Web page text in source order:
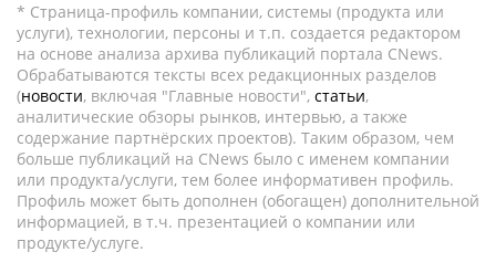
* Страница-профиль компании, системы (продукта или
услуги), технологии, персоны и т.п. создается редактором
на основе анализа архива публикаций портала CNews.
Обрабатываются тексты всех редакционных разделов
(новости, включая "Главные новости", статьи,
аналитические обзоры рынков, интервью, а также
содержание партнёрских проектов). Таким образом, чем
больше публикаций на CNews было с именем компании
или продукта/услуги, тем более информативен профиль.
Профиль может быть дополнен (обогащен) дополнительной
информацией, в т.ч. презентацией о компании или
продукте/услуге.